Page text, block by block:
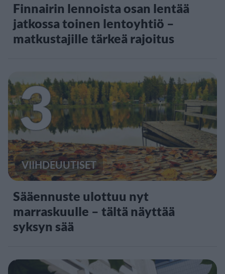
Finnairin lennoista osan lentää
jatkossa toinen lentoyhtiö –
matkustajille tärkeä rajoitus
3
VIIHDEUUTISET
Sääennuste ulottuu nyt
marraskuulle – tältä näyttää
syksyn sää